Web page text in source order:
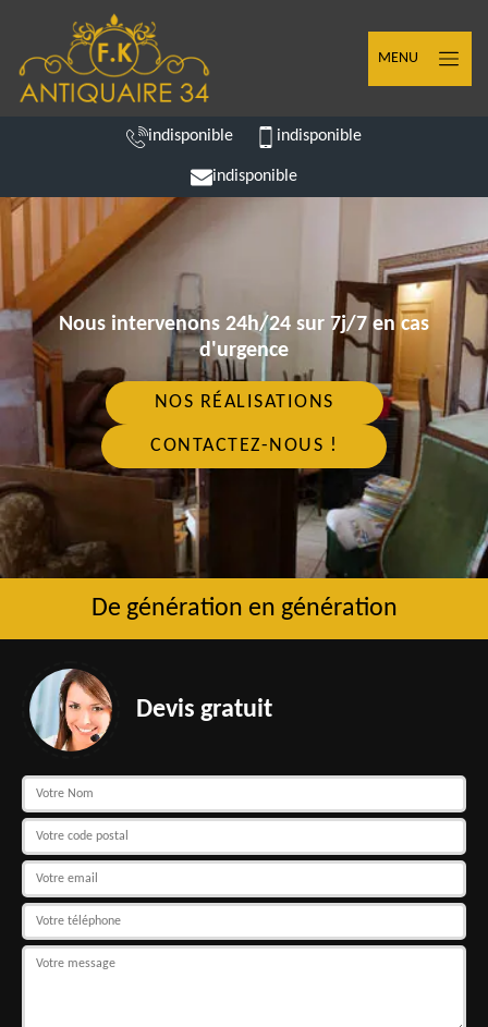
MENU
indisponible indisponible
indisponible
Nous intervenons 24h/24 sur 7j/7 en cas
d'urgence
NOS RÉALISATIONS
CONTACTEZ-NOUS !
De génération en génération
Devis gratuit